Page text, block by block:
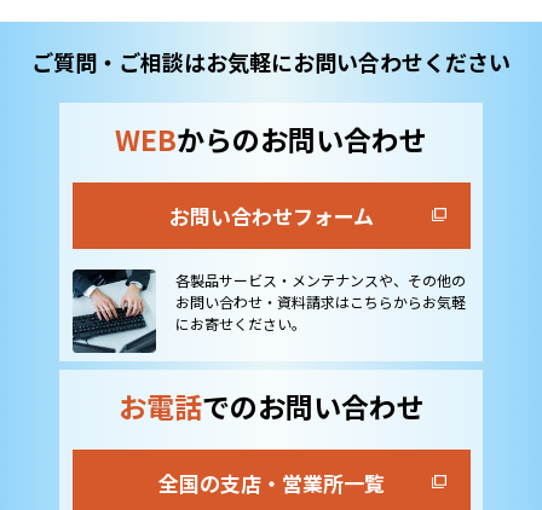
ご質問・ご相談はお気軽にお問い合わせください
WEBからのお問い合わせ
お問い合わせフォーム
各製品サービス・メンテナンスや、その他の
お問い合わせ・資料請求はこちらからお気軽
にお寄せください。
お電話でのお問い合わせ
全国の支店・営業所一覧